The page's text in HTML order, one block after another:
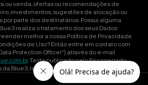
ou venda, ofertas ou recomendações de
investimentos, sugestões de alocação ou
parte dos destinatários. Possui alguma
realiza o tratamento dos seus Dados
melhor a nossa Política de Privacidade
de Uso? Então entre em contato com
Protection Officer”) através do e-mail
. Texto publicado pelo Encarregado
Blue3, Isadora Orlandini Carneiro Ducatti